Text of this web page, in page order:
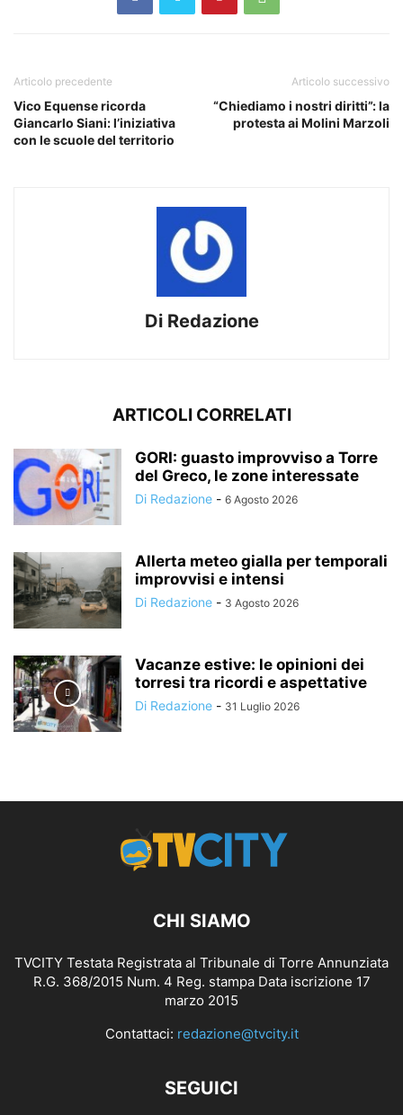
Articolo precedente
Vico Equense ricorda
Giancarlo Siani: l’iniziativa
con le scuole del territorio
Articolo successivo
“Chiediamo i nostri diritti”: la
protesta ai Molini Marzoli
Di Redazione
ARTICOLI CORRELATI
GORI: guasto improvviso a Torre
del Greco, le zone interessate
Di Redazione - 6 Agosto 2026
Allerta meteo gialla per temporali
improvvisi e intensi
Di Redazione - 3 Agosto 2026
Vacanze estive: le opinioni dei
torresi tra ricordi e aspettative
Di Redazione - 31 Luglio 2026
CHI SIAMO
TVCITY Testata Registrata al Tribunale di Torre Annunziata
R.G. 368/2015 Num. 4 Reg. stampa Data iscrizione 17
marzo 2015
Contattaci: redazione@tvcity.it
SEGUICI